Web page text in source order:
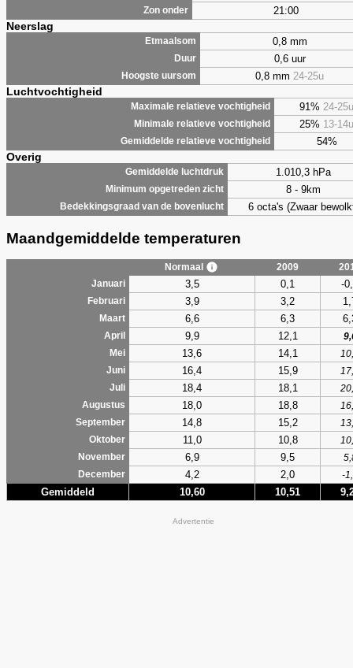
Zon onder 21:00
Neerslag
Etmaalsom 0,8 mm
Duur 0,6 uur
Hoogste uursom 0,8 mm 24-25u
Luchtvochtigheid
Maximale relatieve vochtigheid 91% 24-25u
Minimale relatieve vochtigheid 25% 13-14u
Gemiddelde relatieve vochtigheid 54%
Overig
Gemiddelde luchtdruk 1.010,3 hPa
Minimum opgetreden zicht 8 - 9km
Bedekkingsgraad van de bovenlucht 6 octa's (Zwaar
Maandgemiddelde temperaturen
Normaal 2009
Januari
3,5 0,1 -
Februari 3,9 3,2
Maart 6,6 6,3
April 9,9 12,1
Mei
13,6 14,1
Juni
16,4 15,9
Juli
18,4 18,1
Augustus
18,0 18,8
September
14,8 15,2
Oktober
11,0 10,8
November
6,9 9,5
December
4,2 2,0 -
Gemiddeld 10,60 10,51
Advertentie